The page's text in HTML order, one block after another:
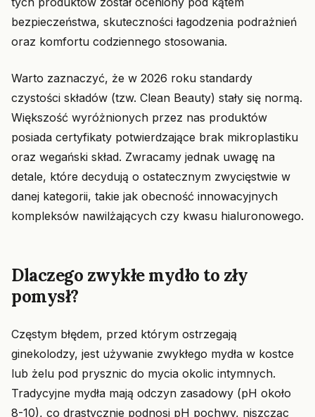
bezpieczeństwa, skuteczności łagodzenia podrażnień
oraz komfortu codziennego stosowania.
Warto zaznaczyć, że w 2026 roku standardy
czystości składów (tzw. Clean Beauty) stały się normą.
Większość wyróżnionych przez nas produktów
posiada certyfikaty potwierdzające brak mikroplastiku
oraz wegański skład. Zwracamy jednak uwagę na
detale, które decydują o ostatecznym zwycięstwie w
danej kategorii, takie jak obecność innowacyjnych
kompleksów nawilżających czy kwasu hialuronowego.
Dlaczego zwykłe mydło to zły
pomysł?
Częstym błędem, przed którym ostrzegają
ginekolodzy, jest używanie zwykłego mydła w kostce
lub żelu pod prysznic do mycia okolic intymnych.
Tradycyjne mydła mają odczyn zasadowy (pH około
8-10), co drastycznie podnosi pH pochwy, niszcząc